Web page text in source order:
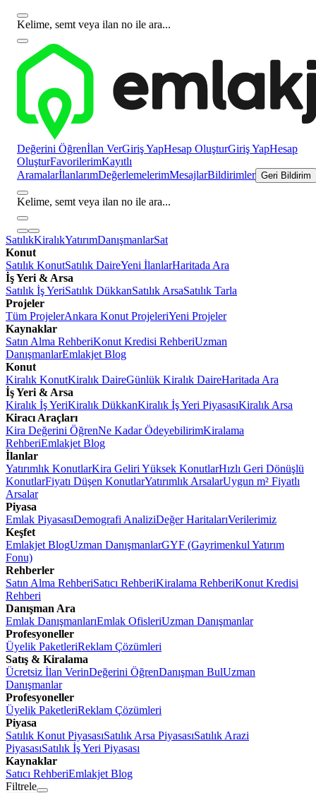
Kelime, semt veya ilan no ile ara...
Değerini Öğrenİlan VerGiriş YapHesap OluşturGiriş YapHesap
OluşturFavorilerimKayıtlı
AramalarİlanlarımDeğerlemelerimMesajlarBildirimler Geri Bildirim
Kelime, semt veya ilan no ile ara...
SatılıkKiralıkYatırımDanışmanlarSat
Konut
Satılık KonutSatılık DaireYeni İlanlarHaritada Ara
İş Yeri & Arsa
Satılık İş YeriSatılık DükkanSatılık ArsaSatılık Tarla
Projeler
Tüm ProjelerAnkara Konut ProjeleriYeni Projeler
Kaynaklar
Satın Alma RehberiKonut Kredisi RehberiUzman
DanışmanlarEmlakjet Blog
Konut
Kiralık KonutKiralık DaireGünlük Kiralık DaireHaritada Ara
İş Yeri & Arsa
Kiralık İş YeriKiralık DükkanKiralık İş Yeri PiyasasıKiralık Arsa
Kiracı Araçları
Kira Değerini ÖğrenNe Kadar ÖdeyebilirimKiralama
RehberiEmlakjet Blog
İlanlar
Yatırımlık KonutlarKira Geliri Yüksek KonutlarHızlı Geri Dönüşlü
KonutlarFiyatı Düşen KonutlarYatırımlık ArsalarUygun m² Fiyatlı
Arsalar
Piyasa
Emlak PiyasasıDemografi AnaliziDeğer HaritalarıVerilerimiz
Keşfet
Emlakjet BlogUzman DanışmanlarGYF (Gayrimenkul Yatırım
Fonu)
Rehberler
Satın Alma RehberiSatıcı RehberiKiralama RehberiKonut Kredisi
Rehberi
Danışman Ara
Emlak DanışmanlarıEmlak OfisleriUzman Danışmanlar
Profesyoneller
Üyelik PaketleriReklam Çözümleri
Satış & Kiralama
Ücretsiz İlan VerinDeğerini ÖğrenDanışman BulUzman
Danışmanlar
Profesyoneller
Üyelik PaketleriReklam Çözümleri
Piyasa
Satılık Konut PiyasasıSatılık Arsa PiyasasıSatılık Arazi
PiyasasıSatılık İş Yeri Piyasası
Kaynaklar
Satıcı RehberiEmlakjet Blog
Filtrele